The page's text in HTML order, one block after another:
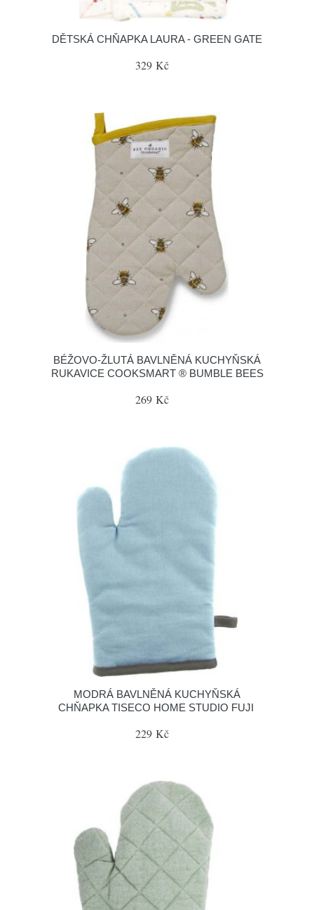
DĚTSKÁ CHŇAPKA LAURA - GREEN GATE
329 Kč
BÉŽOVO-ŽLUTÁ BAVLNĚNÁ KUCHYŇSKÁ
RUKAVICE COOKSMART ® BUMBLE BEES
269 Kč
MODRÁ BAVLNĚNÁ KUCHYŇSKÁ
CHŇAPKA TISECO HOME STUDIO FUJI
229 Kč